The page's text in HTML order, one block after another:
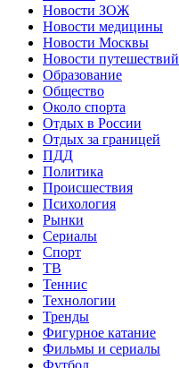
Новости ЗОЖ
Новости медицины
Новости Москвы
Новости путешествий
Образование
Общество
Около спорта
Отдых в России
Отдых за границей
ПДД
Политика
Происшествия
Психология
Рынки
Сериалы
Спорт
ТВ
Теннис
Технологии
Тренды
Фигурное катание
Фильмы и сериалы
Футбол